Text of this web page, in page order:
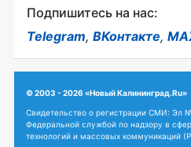
Подпишитесь на нас:
Telegram, ВКонтакте,
© 2003 - 2026 «Новый Калининград.Ru»
Свидетельство о регистрации СМИ: Эл
Федеральной службой по надзору в
технологий и массовых коммуникаций